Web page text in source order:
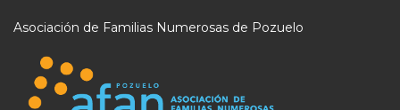
Asociación de Familias Numerosas de Pozuelo